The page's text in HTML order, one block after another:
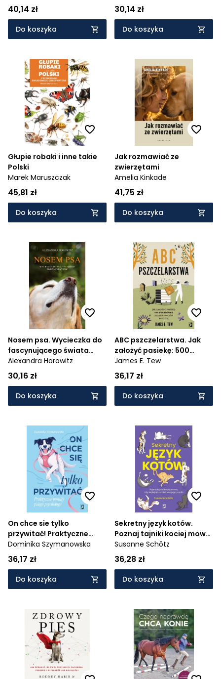
40,14 zł
Do koszyka
30,14 zł
Do koszyka
Głupie robaki i inne takie
Polski
Marek Maruszczak
45,81 zł
Do koszyka
Jak rozmawiać ze
zwierzętami
Amelia Kinkade
41,75 zł
Do koszyka
Nosem psa. Wycieczka do
fascynującego świata
zapachów
Alexandra Horowitz
30,16 zł
Do koszyka
ABC pszczelarstwa. Jak
założyć pasiekę: 500
wskazówek dla hodowców
pszczół
James E. Tew
36,17 zł
Do koszyka
On chce sie tylko
przywitać! Praktyczne
porady psiego psychologa
Dominika Szymanowska
36,17 zł
Do koszyka
Sekretny język kotów.
Poznaj tajniki kociej mowy,
aby lepiej zrozumieć
swojego pupila
Susanne Schötz
36,28 zł
Do koszyka